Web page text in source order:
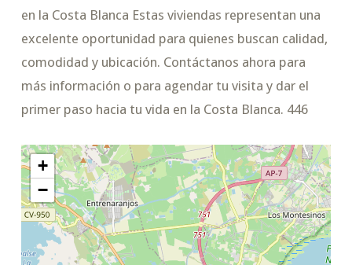
en la Costa Blanca Estas viviendas representan una
excelente oportunidad para quienes buscan calidad,
comodidad y ubicación. Contáctanos ahora para
más información o para agendar tu visita y dar el
primer paso hacia tu vida en la Costa Blanca. 446
+
−